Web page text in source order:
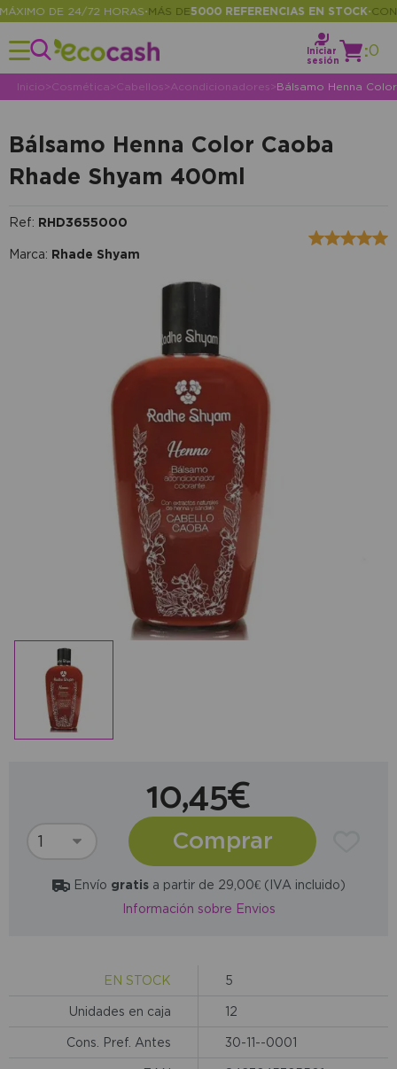
DE 24/72 HORAS•MÁS DE5000 REFERENCIAS EN STOCK•
Iniciar
sesión
:0
Inicio>Cosmética>Cabellos > Acondicionadores >Bálsamo Henna
Bálsamo Henna Color Caoba
Rhade Shyam 400ml
Ref: RHD3655000
Marca: Rhade Shyam
10,45€
Comprar
Envío gratisa partir de 29,00€ (IVA incluido)
Información sobre Envios
EN STOCK 5
Unidades en caja 12
Cons. Pref. Antes 30-11--0001